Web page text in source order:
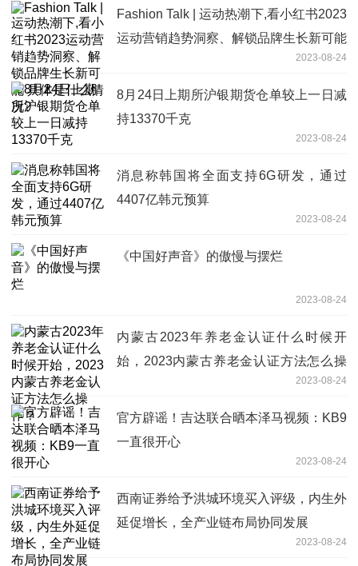
Fashion Talk | 运动热潮下,看小红书2023
运动营销趋势洞察、解锁品牌生长新可能
2023-08-24
8月24日上期所沪银期货仓单较上一日减
持13370千克
2023-08-24
消息称韩国将全面支持6G研发，通过
4407亿韩元预算
2023-08-24
《中国好声音》的傲慢与摆烂
2023-08-24
内蒙古2023年养老金认证什么时候开
始，2023内蒙古养老金认证方法怎么操
2023-08-24
官方辟谣！吉达联合晒本泽马视频：KB9
一直很开心
2023-08-24
西南证券给予洪城环境买入评级，内生外
延促增长，全产业链布局协同发展
2023-08-24